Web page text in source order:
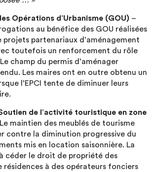
Opérations d’Urbanisme (GOU) –
au bénéfice des GOU réalisées
projets partenariaux d’aménagement
toutefois un renforcement du rôle
champ du permis d’aménager
Les maires ont en outre obtenu un
l’EPCI tente de diminuer leurs
de l’activité touristique en zone
maintien des meublés de tourisme
contre la diminution progressive du
mis en location saisonnière. La
céder le droit de propriété des
résidences à des opérateurs fonciers